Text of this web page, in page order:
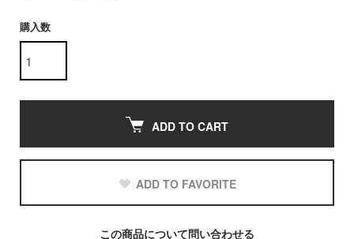
購入数
ADD TO CART
ADD TO FAVORITE
この商品について問い合わせる